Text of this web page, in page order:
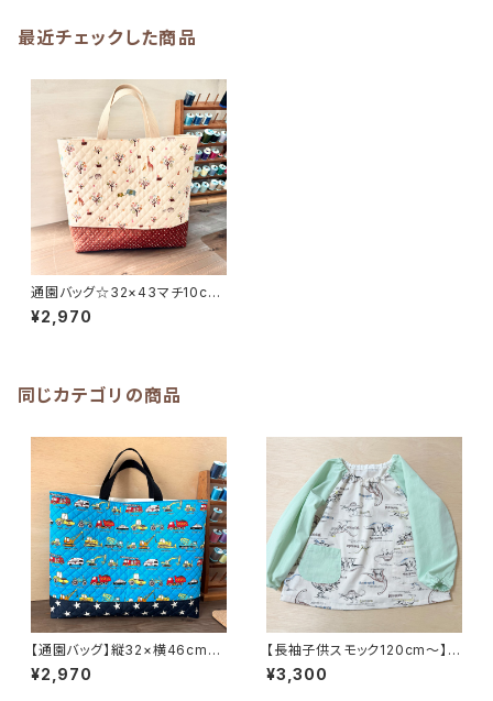
最近チェックした商品
通園バッグ☆32×43マチ10cm
★MB.20 動物 ナチュラル
北欧風｜通園通学用のかわいい
¥2,970
同じカテゴリの商品
【通園バッグ】縦32×横46cmマ
チ6cm☆ はたらく車 車柄
車 星 男の子 ★TB. | 通園
¥2,970
【長袖子供スモック120cm〜】恐
竜★LL.2 ダイナソー 男の
子 緑 グリーン かっこいい
¥3,300